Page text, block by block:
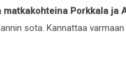
Porkkala ja
sota. Kannattaa